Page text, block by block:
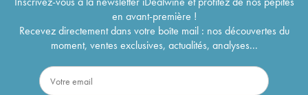
en avant-première !
Recevez directement dans votre boîte mail : nos découvertes du
moment, ventes exclusives, actualités, analyses...